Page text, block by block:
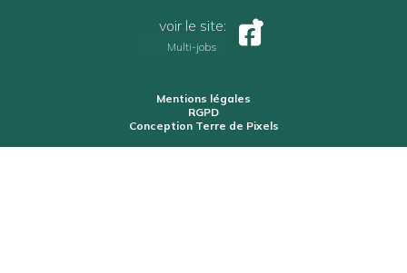
voir le site:
Multi-jobs
Mentions légales
RGPD
Conception Terre de Pixels